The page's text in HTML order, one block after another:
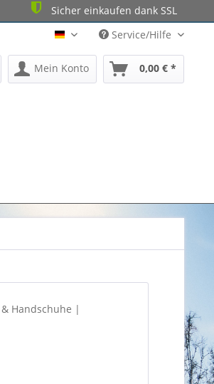
Sicher einkaufen dank SSL
DE Service/Hilfe
Mein Konto 0,00 € *
Handschuhe |